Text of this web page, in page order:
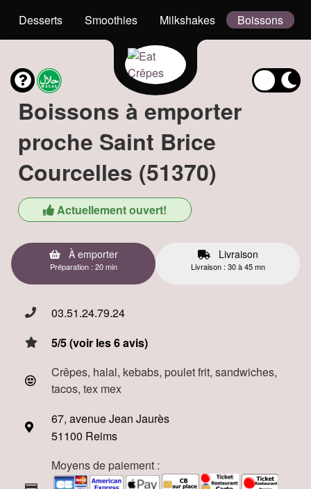
Desserts Smoothies Milkshakes Boissons
Boissons à emporter
proche Saint Brice
Courcelles (51370)
Actuellement ouvert!
À emporter
Préparation : 20 min
Livraison
Livraison : 30 à 45 mn
03.51.24.79.24
5/5 (voir les 6 avis)
Crêpes, halal, kebabs, poulet frit, sandwiches,
tacos, tex mex
67, avenue Jean Jaurès
51100 Reims
Moyens de paiement :